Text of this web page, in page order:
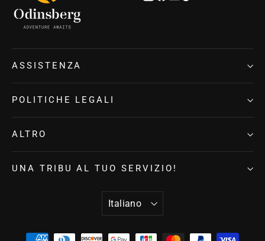
ASSISTENZA
POLITICHE LEGALI
ALTRO
UNA TRIBU AL TUO SERVIZIO!
LINGUA
Italiano